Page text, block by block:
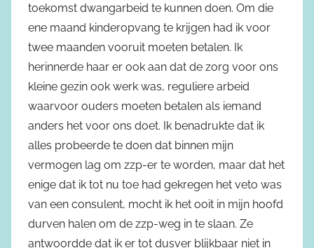
toekomst dwangarbeid te kunnen doen. Om die
ene maand kinderopvang te krijgen had ik voor
twee maanden vooruit moeten betalen. Ik
herinnerde haar er ook aan dat de zorg voor ons
kleine gezin ook werk was, reguliere arbeid
waarvoor ouders moeten betalen als iemand
anders het voor ons doet. Ik benadrukte dat ik
alles probeerde te doen dat binnen mijn
vermogen lag om zzp-er te worden, maar dat het
enige dat ik tot nu toe had gekregen het veto was
van een consulent, mocht ik het ooit in mijn hoofd
durven halen om de zzp-weg in te slaan. Ze
antwoordde dat ik er tot dusver blijkbaar niet in